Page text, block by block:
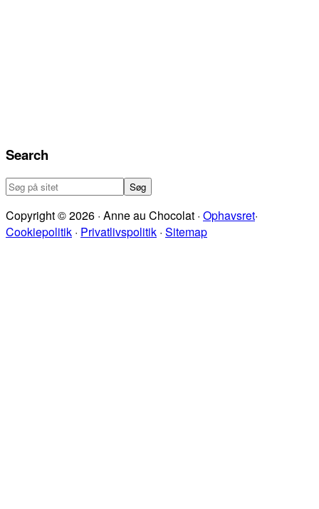
Search
Søg
på
sitet
Copyright © 2026 · Anne au Chocolat · Ophavsret·
Cookiepolitik · Privatlivspolitik · Sitemap